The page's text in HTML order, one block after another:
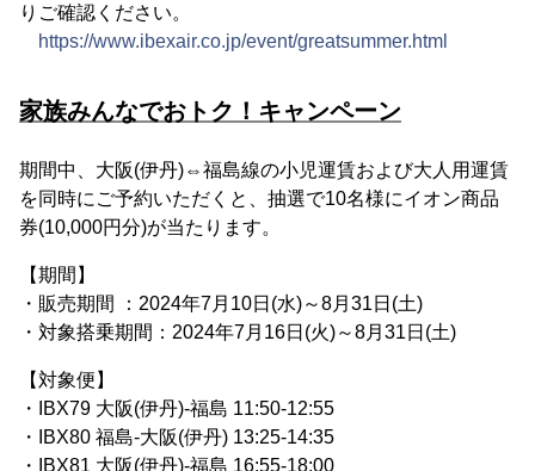
りご確認ください。
https://www.ibexair.co.jp/event/greatsummer.html
家族みんなでおトク！キャンペーン
期間中、大阪(伊丹)⇔福島線の小児運賃および大人用運賃
を同時にご予約いただくと、抽選で10名様にイオン商品
券(10,000円分)が当たります。
【期間】
・販売期間 ：2024年7月10日(水)～8月31日(土)
・対象搭乗期間：2024年7月16日(火)～8月31日(土)
【対象便】
・IBX79 大阪(伊丹)-福島 11:50-12:55
・IBX80 福島-大阪(伊丹) 13:25-14:35
・IBX81 大阪(伊丹)-福島 16:55-18:00